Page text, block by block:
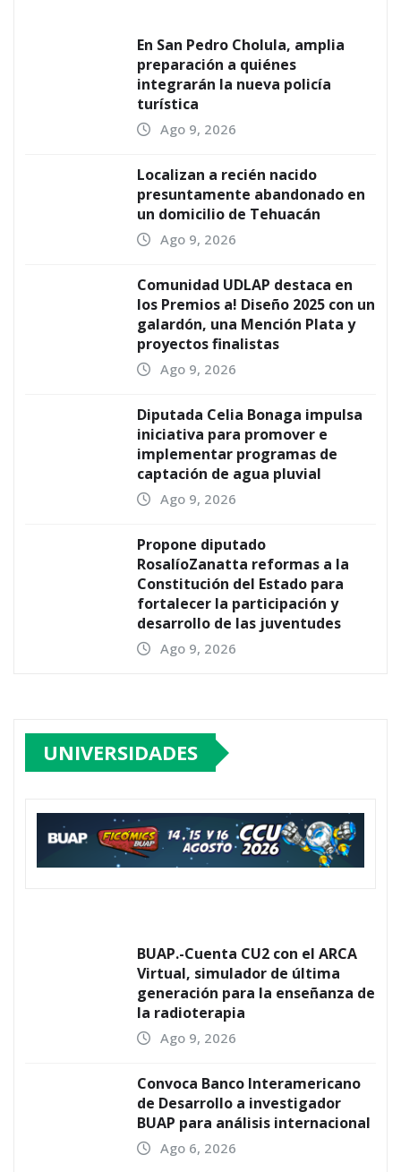
En San Pedro Cholula, amplia
preparación a quiénes
integrarán la nueva policía
turística
Ago 9, 2026
Localizan a recién nacido
presuntamente abandonado en
un domicilio de Tehuacán
Ago 9, 2026
Comunidad UDLAP destaca en
los Premios a! Diseño 2025 con un
galardón, una Mención Plata y
proyectos finalistas
Ago 9, 2026
Diputada Celia Bonaga impulsa
iniciativa para promover e
implementar programas de
captación de agua pluvial
Ago 9, 2026
Propone diputado
RosalíoZanatta reformas a la
Constitución del Estado para
fortalecer la participación y
desarrollo de las juventudes
Ago 9, 2026
UNIVERSIDADES
BUAP.-Cuenta CU2 con el ARCA
Virtual, simulador de última
generación para la enseñanza de
la radioterapia
Ago 9, 2026
Convoca Banco Interamericano
de Desarrollo a investigador
BUAP para análisis internacional
Ago 6, 2026